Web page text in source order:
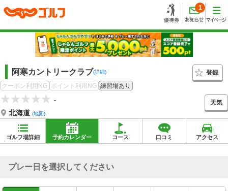
1
阿寒カントリークラブ(詳細)
登録
クーポン利用NG
ポイント利用NG 練習場あり
-
北海道 (地図)
天気
ゴルフ場詳細 予約カレンダー コース 口コミ アクセス
プレー日を選択してください